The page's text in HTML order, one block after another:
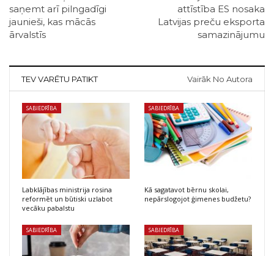
saņemt arī pilngadīgi
jaunieši, kas mācās
ārvalstīs
attīstība ES nosaka
Latvijas preču eksporta
samazinājumu
TEV VARĒTU PATIKT Vairāk No Autora
SABIEDRĪBA
Labklājības ministrija rosina
reformēt un būtiski uzlabot
vecāku pabalstu
SABIEDRĪBA
Kā sagatavot bērnu skolai,
nepārslogojot ģimenes budžetu?
SABIEDRĪBA SABIEDRĪBA